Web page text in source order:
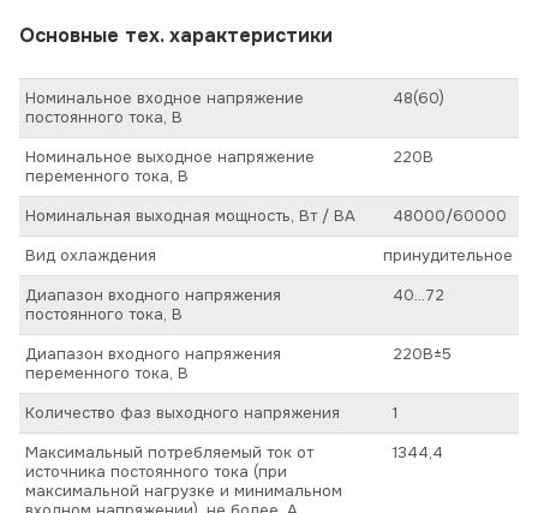
Основные тех. характеристики
Номинальное входное напряжение
постоянного тока, В
48(60)
Номинальное выходное напряжение
переменного тока, В
220В
Номинальная выходная мощность, Вт / ВА
48000/60000
Вид охлаждения
принудительное
Диапазон входного напряжения
постоянного тока, В
40…72
Диапазон входного напряжения
переменного тока, В
220В±5
Количество фаз выходного напряжения
1
Максимальный потребляемый ток от
источника постоянного тока (при
максимальной нагрузке и минимальном
1344,4